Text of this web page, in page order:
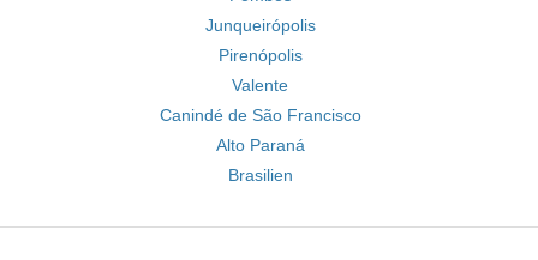
Junqueirópolis
Pirenópolis
Valente
Canindé de São Francisco
Alto Paraná
Brasilien